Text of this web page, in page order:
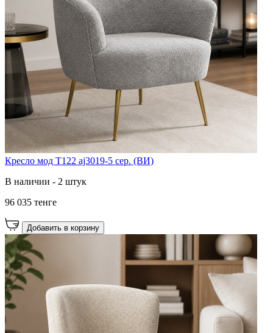
Кресло мод T122 aj3019-5 сер. (ВИ)
В наличии - 2 штук
96 035 тенге
Добавить в корзину